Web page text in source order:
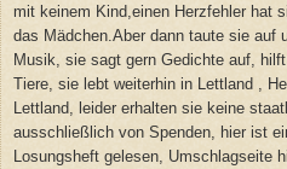
mit keinem Kind,einen Herzfehler hat
das Mädchen.Aber dann taute sie auf
Musik, sie sagt gern Gedichte auf,
Tiere, sie lebt weiterhin in Lettland ,
Lettland, leider erhalten sie keine
ausschließlich von Spenden, hier ist
Losungsheft gelesen, Umschlagseite